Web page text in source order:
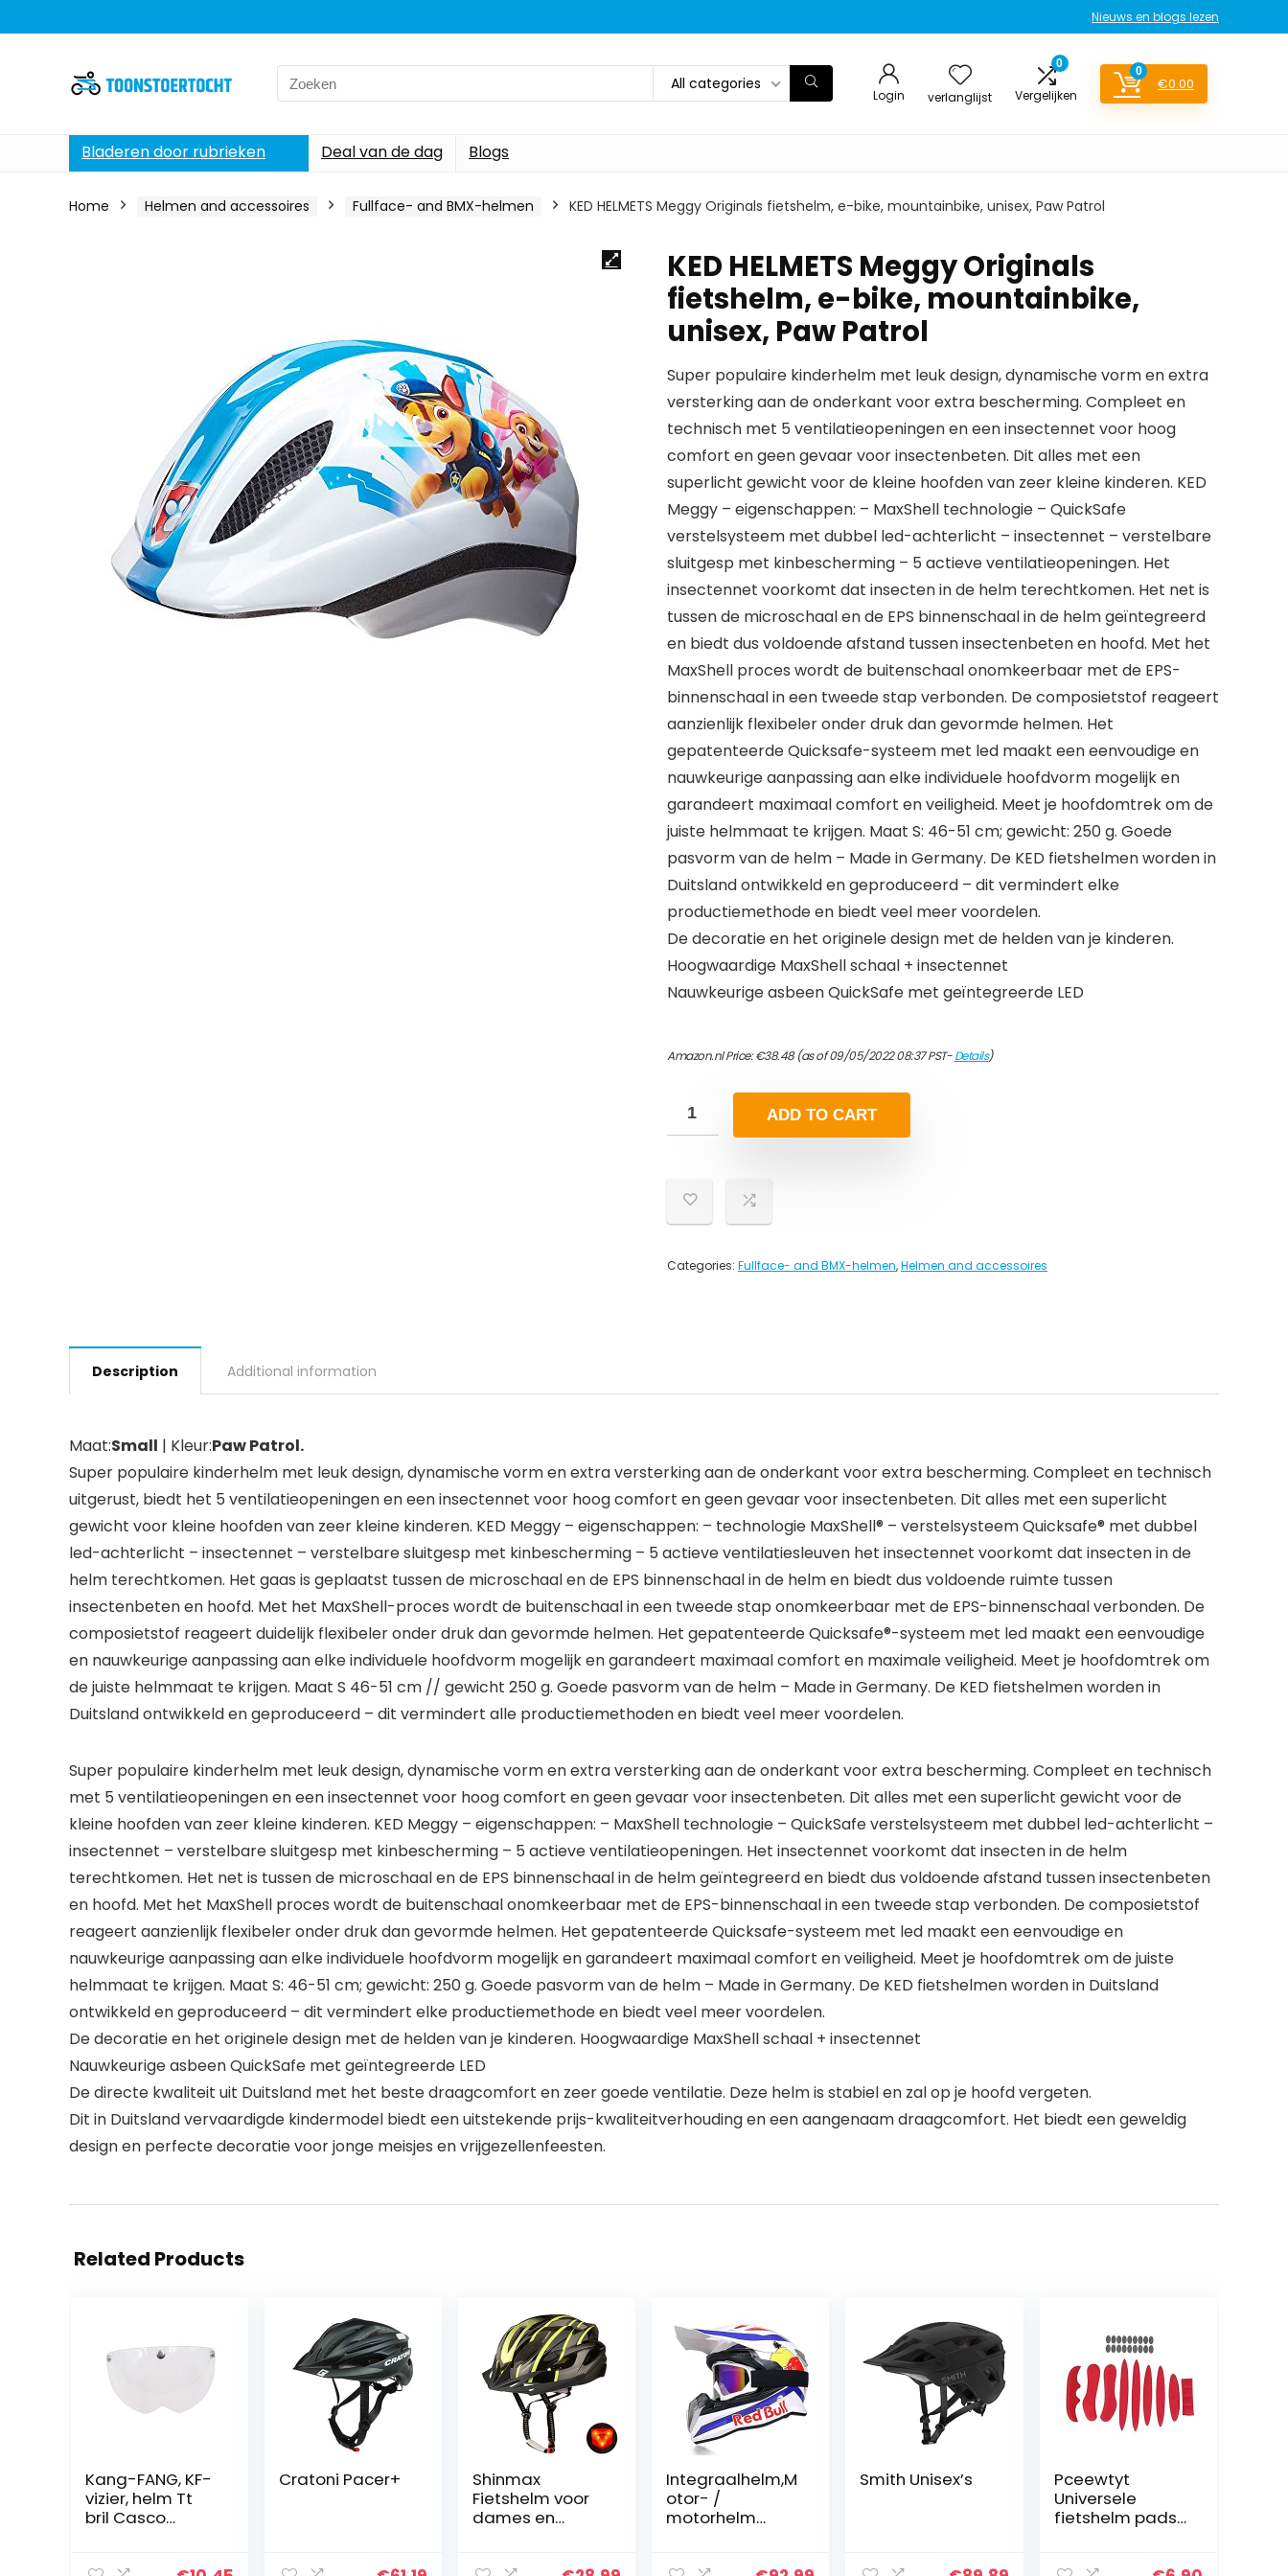
Nieuws en blogs lezen
Search
for:
All categories
Login verlanglijst
0
Vergelijken
0
€0.00
Bladeren door rubrieken Deal van de dag Blogs
Home Helmen and accessoires Fullface- and BMX-helmen KED HELMETS Meggy Originals fietshelm, e-bike, mountainbike, unisex, Paw Patrol
KED HELMETS Meggy Originals
fietshelm, e-bike, mountainbike,
unisex, Paw Patrol
Super populaire kinderhelm met leuk design, dynamische vorm en extra
versterking aan de onderkant voor extra bescherming. Compleet en
technisch met 5 ventilatieopeningen en een insectennet voor hoog
comfort en geen gevaar voor insectenbeten. Dit alles met een
superlicht gewicht voor de kleine hoofden van zeer kleine kinderen. KED
Meggy – eigenschappen: – MaxShell technologie – QuickSafe
verstelsysteem met dubbel led-achterlicht – insectennet – verstelbare
sluitgesp met kinbescherming – 5 actieve ventilatieopeningen. Het
insectennet voorkomt dat insecten in de helm terechtkomen. Het net is
tussen de microschaal en de EPS binnenschaal in de helm geïntegreerd
en biedt dus voldoende afstand tussen insectenbeten en hoofd. Met het
MaxShell proces wordt de buitenschaal onomkeerbaar met de EPS-
binnenschaal in een tweede stap verbonden. De composietstof reageert
aanzienlijk flexibeler onder druk dan gevormde helmen. Het
gepatenteerde Quicksafe-systeem met led maakt een eenvoudige en
nauwkeurige aanpassing aan elke individuele hoofdvorm mogelijk en
garandeert maximaal comfort en veiligheid. Meet je hoofdomtrek om de
juiste helmmaat te krijgen. Maat S: 46-51 cm; gewicht: 250 g. Goede
pasvorm van de helm – Made in Germany. De KED fietshelmen worden in
Duitsland ontwikkeld en geproduceerd – dit vermindert elke
productiemethode en biedt veel meer voordelen.
De decoratie en het originele design met de helden van je kinderen.
Hoogwaardige MaxShell schaal + insectennet
Nauwkeurige asbeen QuickSafe met geïntegreerde LED
Amazon.nl Price:€38.48(as of 09/05/2022 08:37 PST-Details)
ADD TO CART
Categories: Fullface- and BMX-helmen,Helmen and accessoires
Description Additional information
Maat:Small | Kleur:Paw Patrol.
Super populaire kinderhelm met leuk design, dynamische vorm en extra versterking aan de onderkant voor extra bescherming. Compleet en technisch
uitgerust, biedt het 5 ventilatieopeningen en een insectennet voor hoog comfort en geen gevaar voor insectenbeten. Dit alles met een superlicht
gewicht voor kleine hoofden van zeer kleine kinderen. KED Meggy – eigenschappen: – technologie MaxShell® – verstelsysteem Quicksafe® met dubbel
led-achterlicht – insectennet – verstelbare sluitgesp met kinbescherming – 5 actieve ventilatiesleuven het insectennet voorkomt dat insecten in de
helm terechtkomen. Het gaas is geplaatst tussen de microschaal en de EPS binnenschaal in de helm en biedt dus voldoende ruimte tussen
insectenbeten en hoofd. Met het MaxShell-proces wordt de buitenschaal in een tweede stap onomkeerbaar met de EPS-binnenschaal verbonden. De
composietstof reageert duidelijk flexibeler onder druk dan gevormde helmen. Het gepatenteerde Quicksafe®-systeem met led maakt een eenvoudige
en nauwkeurige aanpassing aan elke individuele hoofdvorm mogelijk en garandeert maximaal comfort en maximale veiligheid. Meet je hoofdomtrek om
de juiste helmmaat te krijgen. Maat S 46-51 cm // gewicht 250 g. Goede pasvorm van de helm – Made in Germany. De KED fietshelmen worden in
Duitsland ontwikkeld en geproduceerd – dit vermindert alle productiemethoden en biedt veel meer voordelen.
Super populaire kinderhelm met leuk design, dynamische vorm en extra versterking aan de onderkant voor extra bescherming. Compleet en technisch
met 5 ventilatieopeningen en een insectennet voor hoog comfort en geen gevaar voor insectenbeten. Dit alles met een superlicht gewicht voor de
kleine hoofden van zeer kleine kinderen. KED Meggy – eigenschappen: – MaxShell technologie – QuickSafe verstelsysteem met dubbel led-achterlicht –
insectennet – verstelbare sluitgesp met kinbescherming – 5 actieve ventilatieopeningen. Het insectennet voorkomt dat insecten in de helm
terechtkomen. Het net is tussen de microschaal en de EPS binnenschaal in de helm geïntegreerd en biedt dus voldoende afstand tussen insectenbeten
en hoofd. Met het MaxShell proces wordt de buitenschaal onomkeerbaar met de EPS-binnenschaal in een tweede stap verbonden. De composietstof
reageert aanzienlijk flexibeler onder druk dan gevormde helmen. Het gepatenteerde Quicksafe-systeem met led maakt een eenvoudige en
nauwkeurige aanpassing aan elke individuele hoofdvorm mogelijk en garandeert maximaal comfort en veiligheid. Meet je hoofdomtrek om de juiste
helmmaat te krijgen. Maat S: 46-51 cm; gewicht: 250 g. Goede pasvorm van de helm – Made in Germany. De KED fietshelmen worden in Duitsland
ontwikkeld en geproduceerd – dit vermindert elke productiemethode en biedt veel meer voordelen.
De decoratie en het originele design met de helden van je kinderen. Hoogwaardige MaxShell schaal + insectennet
Nauwkeurige asbeen QuickSafe met geïntegreerde LED
De directe kwaliteit uit Duitsland met het beste draagcomfort en zeer goede ventilatie. Deze helm is stabiel en zal op je hoofd vergeten.
Dit in Duitsland vervaardigde kindermodel biedt een uitstekende prijs-kwaliteitverhouding en een aangenaam draagcomfort. Het biedt een geweldig
design en perfecte decoratie voor jonge meisjes en vrijgezellenfeesten.
Related Products
Kang-FANG, KF-
vizier, helm Tt
bril Casco
Cratoni Pacer+
Shinmax
Fietshelm voor
dames en
Integraalhelm,M
otor- /
motorhelm
Smith Unisex’s
Pceewtyt
Universele
fietshelm pads